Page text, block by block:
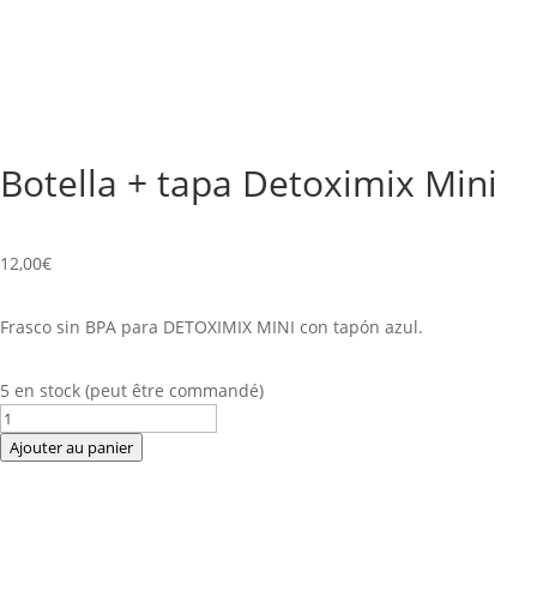
Botella + tapa Detoximix Mini
12,00€
Frasco sin BPA para DETOXIMIX MINI con tapón azul.
5 en stock (peut être commandé)
quantité
deAjouter au panier